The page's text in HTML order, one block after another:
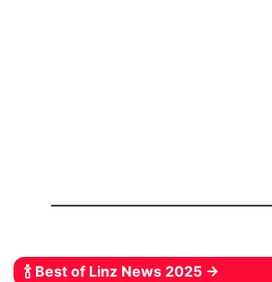
🍾 Best of Linz News 2025 →